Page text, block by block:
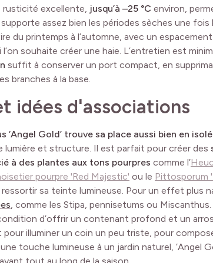
rusticité excellente, jusqu’à –25 °C environ,
assez bien les périodes sèches une fois
du printemps à l’automne, avec un espacement
souhaite créer une haie. L’entretien est
suffit à conserver un port compact, en
branches à la base.
idées d'associations
‘Angel Gold’ trouve sa place aussi bien en
lumière et structure. Il est parfait pour créer des
à des plantes aux tons pourpres comme l’
pourpre 'Red Majestic' ou le Pittosporum
sa teinte lumineuse. Pour un effet plus
, comme les Stipa, pennisetums ou Miscanthus.
d’offrir un contenant profond et un
pour illuminer un coin un peu triste, pour
touche lumineuse à un jardin naturel, ‘Angel